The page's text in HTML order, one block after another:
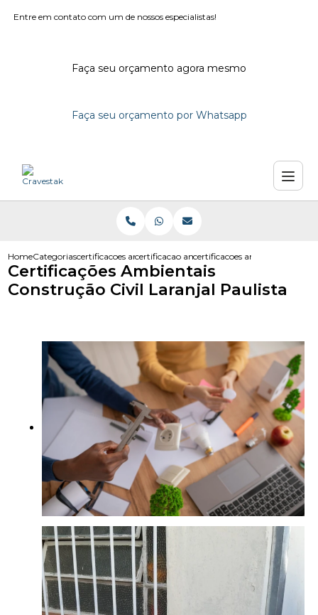
Entre em contato com um de nossos especialistas!
Faça seu orçamento agora mesmo
Faça seu orçamento por Whatsapp
HomeCategoriascertificacoes ambientaiscertificacao ambiental edificacoes
certificacoes ambientais
Certificações Ambientais
Construção Civil Laranjal Paulista